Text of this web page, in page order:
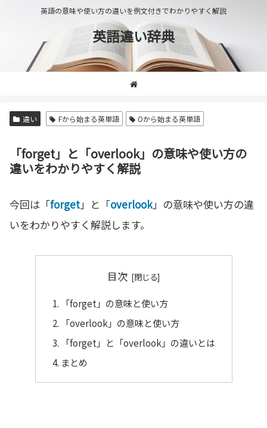
英語の意味や使い方の違いを例文付きでわかりやすく解説
英語違い辞典
違い Fから始まる英単語 Oから始まる英単語
「forget」と「overlook」の意味や使い方の
違いをわかりやすく解説
今回は「forget」と「overlook」の意味や使い方の違
いをわかりやすく解説します。
目次
「forget」の意味と使い方
「overlook」の意味と使い方
「forget」と「overlook」の違いとは
まとめ